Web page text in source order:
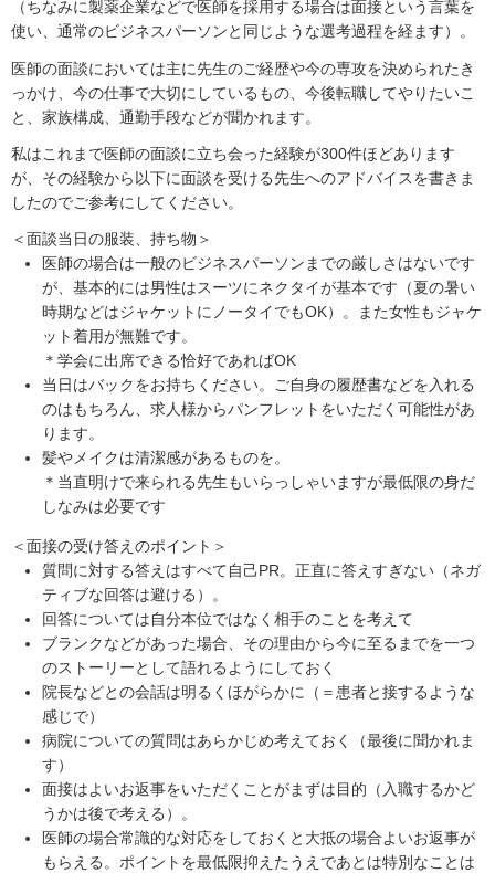
（ちなみに製薬企業などで医師を採用する場合は面接という言葉を
使い、通常のビジネスパーソンと同じような選考過程を経ます）。
医師の面談においては主に先生のご経歴や今の専攻を決められたき
っかけ、今の仕事で大切にしているもの、今後転職してやりたいこ
と、家族構成、通勤手段などが聞かれます。
私はこれまで医師の面談に立ち会った経験が300件ほどあります
が、その経験から以下に面談を受ける先生へのアドバイスを書きま
したのでご参考にしてください。
＜面談当日の服装、持ち物＞
医師の場合は一般のビジネスパーソンまでの厳しさはないです
が、基本的には男性はスーツにネクタイが基本です（夏の暑い
時期などはジャケットにノータイでもOK）。また女性もジャケ
ット着用が無難です。
＊学会に出席できる恰好であればOK
当日はバックをお持ちください。ご自身の履歴書などを入れる
のはもちろん、求人様からパンフレットをいただく可能性があ
ります。
髪やメイクは清潔感があるものを。
＊当直明けで来られる先生もいらっしゃいますが最低限の身だ
しなみは必要です
＜面接の受け答えのポイント＞
質問に対する答えはすべて自己PR。正直に答えすぎない（ネガ
ティブな回答は避ける）。
回答については自分本位ではなく相手のことを考えて
ブランクなどがあった場合、その理由から今に至るまでを一つ
のストーリーとして語れるようにしておく
院長などとの会話は明るくほがらかに（＝患者と接するような
感じで）
病院についての質問はあらかじめ考えておく（最後に聞かれま
す）
面接はよいお返事をいただくことがまずは目的（入職するかど
うかは後で考える）。
医師の場合常識的な対応をしておくと大抵の場合よいお返事が
もらえる。ポイントを最低限抑えたうえであとは特別なことは